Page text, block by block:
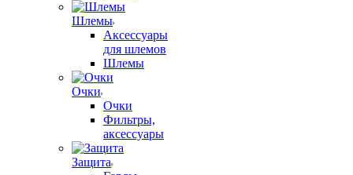
Шлемы
Аксессуары
для шлемов
Шлемы
Очки
Очки
Фильтры,
аксессуары
Защита